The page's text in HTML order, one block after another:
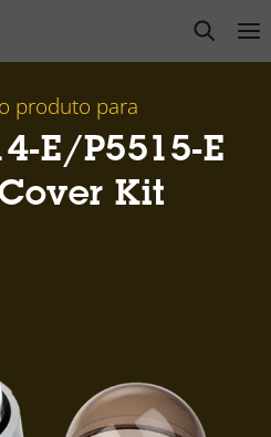
open
produto para
E/P5515-E
Kit